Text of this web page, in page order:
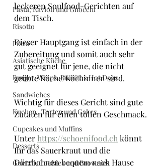
Pasta, Ravioli und Gnocchi
Risotto
Pizza
Asiatische Küche
Burger, Wraps, Burritos,Hot Dogs
Sandwiches
Kuchen , Torten und Cakes
Cupcakes und Muffins
Desserts
Guetzli, Cookies und Brownies
leckeren Soulfood-Gerichten auf
dem Tisch.
Dieser Hauptgang ist einfach in der
Zubereitung und somit auch sehr
gut geeignet für jene, die nicht
geübte Köche/Köchinnen sind.
Wichtig für dieses Gericht sind gute
Zutaten für einen tollen Geschmack.
Unter https://schoenifood.ch könnt
Ihr das Sauerkraut und die
Dörrbohnen bequem nach Hause